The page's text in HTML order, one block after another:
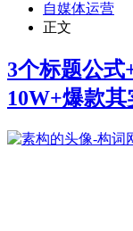
自媒体运营
正文
3个标题公式
10W+爆款